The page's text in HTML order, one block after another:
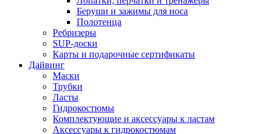
Беруши и зажимы для носа
Полотенца
Ребризеры
SUP-доски
Карты и подарочные сертификаты
Дайвинг
Маски
Трубки
Ласты
Гидрокостюмы
Комплектующие и аксессуары к ластам
Аксессуары к гидрокостюмам